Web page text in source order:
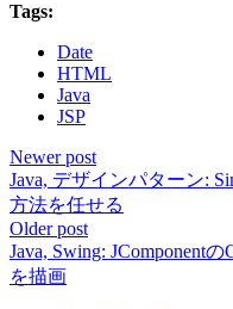
Tags:
Date
HTML
Java
JSP
Newer post
Java, デザインパターン:
方法を任せる
Older post
Java, Swing: JComponent
を描画